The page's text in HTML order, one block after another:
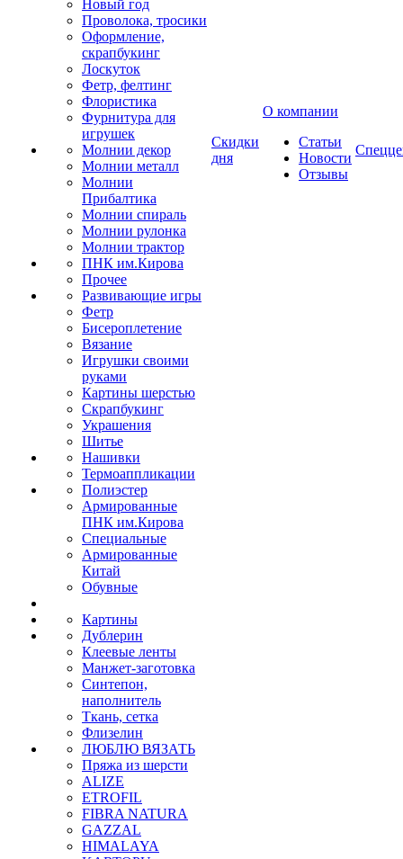
Новый год
Проволока, тросики
Оформление,
скрапбукинг
Лоскуток
Фетр, фелтинг
Флористика
Фурнитура для
игрушек
Молнии декор
Молнии металл
Молнии
Прибалтика
Молнии спираль
Молнии рулонка
Молнии трактор
ПНК им.Кирова
Прочее
Развивающие игры
Фетр
Бисероплетение
Вязание
Игрушки своими
руками
Картины шерстью
Скрапбукинг
Украшения
Шитье
Нашивки
Термоаппликации
Полиэстер
Армированные
ПНК им.Кирова
Специальные
Армированные
Китай
Обувные
Картины
Дублерин
Клеевые ленты
Манжет-заготовка
Синтепон,
наполнитель
Ткань, сетка
Флизелин
ЛЮБЛЮ ВЯЗАТЬ
Пряжа из шерсти
ALIZE
ETROFIL
FIBRA NATURA
GAZZAL
HIMALAYA
Скидки
дня
О компании
Статьи
Новости
Отзывы